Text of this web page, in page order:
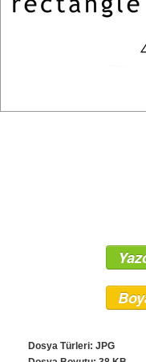
Dosya Türleri: JPG